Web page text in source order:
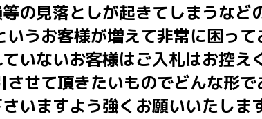
の見落としが起きてしまうなど
うお客様が増えて非常に困って
いないお客様はご入札はお控え
せて頂きたいものでどんな形
いますよう強くお願いいたしま